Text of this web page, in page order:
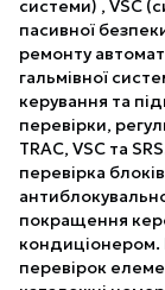
системи) , VSC
пасивної
ремонту
гальмівної
керування та
перевірки,
TRAC, VSC та
перевірка
покращення
перевірок